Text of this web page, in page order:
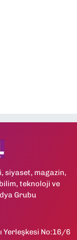
siyaset, magazin,
teknoloji ve
Grubu
Yerleşkesi No:16/6